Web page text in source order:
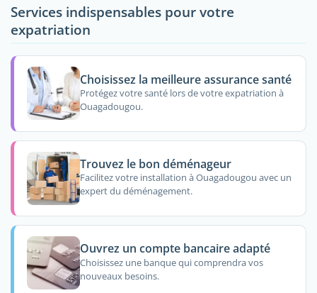
Services indispensables pour votre
expatriation
Choisissez la meilleure assurance santé
Protégez votre santé lors de votre expatriation à
Ouagadougou.
Trouvez le bon déménageur
Facilitez votre installation à Ouagadougou avec un
expert du déménagement.
Ouvrez un compte bancaire adapté
Choisissez une banque qui comprendra vos
nouveaux besoins.